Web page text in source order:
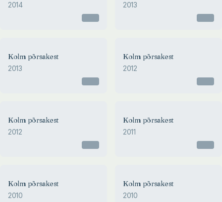
2014 2013
Kolm põrsakest
2013
Kolm põrsakest
2012
Kolm põrsakest
2012
Kolm põrsakest
2011
Kolm põrsakest
2010
Kolm põrsakest
2010